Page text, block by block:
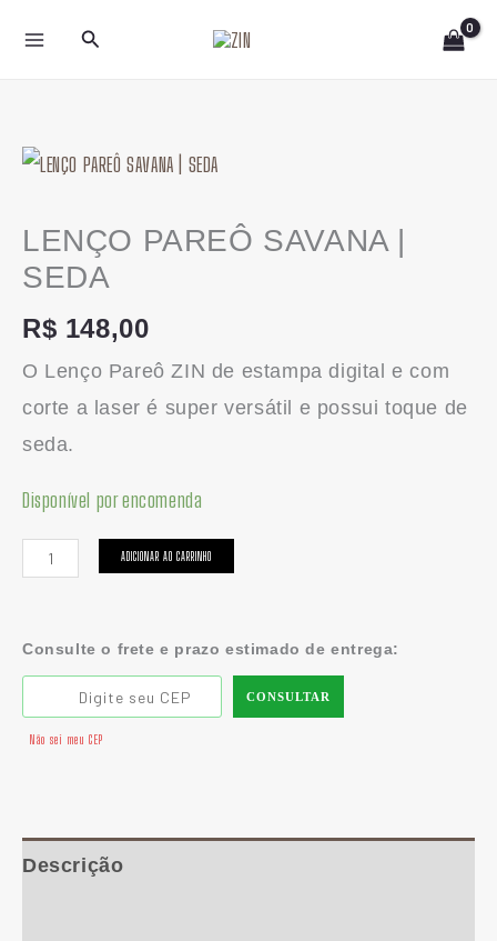
para
Pesquisar
LENÇO PAREÔ SAVANA |
SEDA
R$ 148,00
O Lenço Pareô ZIN de estampa digital e com
corte a laser é super versátil e possui toque de
seda.
Disponível por encomenda
LENÇO
SAVANA
|
quantidade
ADICIONAR AO CARRINHO
Consulte o frete e prazo estimado de entrega:
CONSULTAR
Não sei meu CEP
Descrição